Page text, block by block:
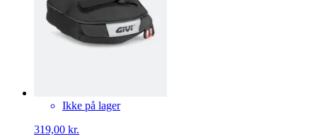
Ikke på lager
319,00 kr.